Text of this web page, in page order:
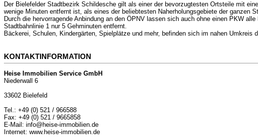
Der Bielefelder Stadtbezirk Schildesche gilt als einer der bevorzugtesten Ortsteile mit
wenige Minuten entfernt ist, als eines der beliebtesten Naherholungsgebiete der ganzen
Durch die hervorragende Anbindung an den ÖPNV lassen sich auch ohne einen PKW
Stadtbahnlinie 1 nur 5 Gehminuten entfernt.
Bäckerei, Schulen, Kindergärten, Spielplätze und mehr, befinden sich im nahen Umkreis
KONTAKTINFORMATION
Heise Immobilien Service GmbH
Niederwall 6
33602 Bielefeld
Tel.: +49 (0) 521 / 966588
Fax: +49 (0) 521 / 9665858
E-Mail: info@heise-immobilien.de
Internet: www.heise-immobilien.de